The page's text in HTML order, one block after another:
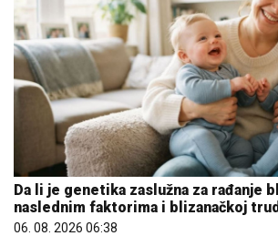
Da li je genetika zaslužna za rađanje
naslednim faktorima i blizanačkoj
06. 08. 2026 06:38